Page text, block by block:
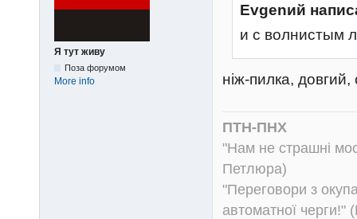
Я тут живу
Поза форумом
More info
Evgenий
и с волнистым
ніж-пилка, довгий,
ПТН-ПНХ
"Нам не страшні
Петлюра)
"Переговори з
автоматної черги!"